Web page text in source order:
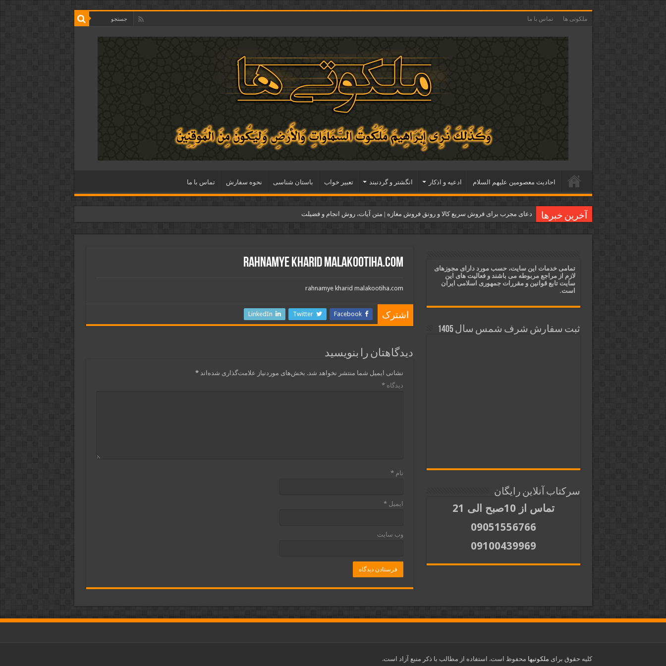
ملکوتی ها تماس با ما
احاديث معصومين عليهم السلام ادعيه و اذكار انگشتر و گردنبند تعبیر خواب باستان شناسی نحوه سفارش تماس با ما
آخرین خبرها دعای مجرب برای فروش سریع کالا و رونق فروش مغازه | متن آیات، روش انجام و فضیلت
آیات قرآنی برای استجابت دعا و آسان شدن کارها و برآورده شدن حاجت
قویترین ذکر استجابت دعا و حاجت روایی | ذکر اسماء الحسنی برآورده شدن حاجت
rahnamye kharid malakootiha.com
rahnamye kharid malakootiha.com
اشترک Facebook
Twitter
LinkedIn
دیدگاهتان را بنویسید
نشانی ایمیل شما منتشر نخواهد شد. بخش‌های موردنیاز علامت‌گذاری شده‌اند*
دیدگاه*
نام*
ایمیل*
وب‌ سایت
تمامی خدمات این سایت، حسب مورد دارای مجوزهای
لازم از مراجع مربوطه می باشند و فعالیت های این
سایت تابع قوانین و مقررات جمهوری اسلامی ایران
است.
ثبت سفارش شرف شمس سال 1405
سرکتاب آنلاین رایگان
تماس از 10صبح الی 21
09051556766
09100439969
کلیه حقوق برای ملکوتیها محفوظ است. استفاده از مطالب با ذکر منبع آزاد است.